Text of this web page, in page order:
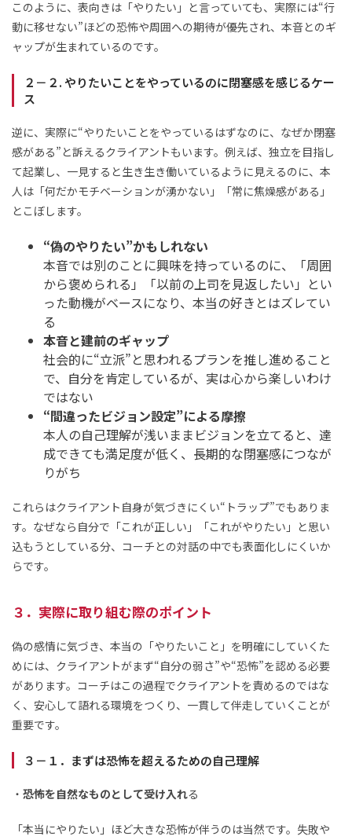
このように、表向きは「やりたい」と言っていても、実際には“行
動に移せない”ほどの恐怖や周囲への期待が優先され、本音とのギ
ャップが生まれているのです。
２－２. やりたいことをやっているのに閉塞感を感じるケー
ス
逆に、実際に“やりたいことをやっているはずなのに、なぜか閉塞
感がある”と訴えるクライアントもいます。例えば、独立を目指し
て起業し、一見すると生き生き働いているように見えるのに、本
人は「何だかモチベーションが湧かない」「常に焦燥感がある」
とこぼします。
“偽のやりたい”かもしれない
本音では別のことに興味を持っているのに、「周囲
から褒められる」「以前の上司を見返したい」とい
った動機がベースになり、本当の好きとはズレてい
る
本音と建前のギャップ
社会的に“立派”と思われるプランを推し進めること
で、自分を肯定しているが、実は心から楽しいわけ
ではない
“間違ったビジョン設定”による摩擦
本人の自己理解が浅いままビジョンを立てると、達
成できても満足度が低く、長期的な閉塞感につなが
りがち
これらはクライアント自身が気づきにくい“トラップ”でもありま
す。なぜなら自分で「これが正しい」「これがやりたい」と思い
込もうとしている分、コーチとの対話の中でも表面化しにくいか
らです。
３．実際に取り組む際のポイント
偽の感情に気づき、本当の「やりたいこと」を明確にしていくた
めには、クライアントがまず“自分の弱さ”や“恐怖”を認める必要
があります。コーチはこの過程でクライアントを責めるのではな
く、安心して語れる環境をつくり、一貫して伴走していくことが
重要です。
３－１．まずは恐怖を超えるための自己理解
・ 恐怖を自然なものとして受け入れる
「本当にやりたい」ほど大きな恐怖が伴うのは当然です。失敗や